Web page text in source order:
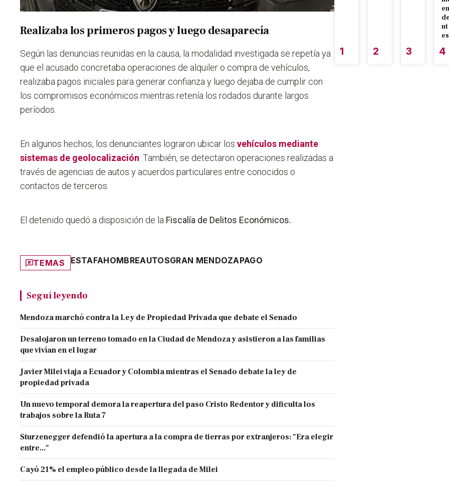
Realizaba los primeros pagos y luego desaparecía
Según las denuncias reunidas en la causa, la modalidad investigada se repetía ya
que el acusado concretaba operaciones de alquiler o compra de vehículos,
realizaba pagos iniciales para generar confianza y luego dejaba de cumplir con
los compromisos económicos mientras retenía los rodados durante largos
períodos.
En algunos hechos, los denunciantes lograron ubicar los vehículos mediante
sistemas de geolocalización. También, se detectaron operaciones realizadas a
través de agencias de autos y acuerdos particulares entre conocidos o
contactos de terceros.
El detenido quedó a disposición de la Fiscalía de Delitos Económicos.
TEMAS ESTAFAHOMBREAUTOSGRAN MENDOZAPAGO
Seguí leyendo
Mendoza marchó contra la Ley de Propiedad Privada que debate el Senado
Desalojaron un terreno tomado en la Ciudad de Mendoza y asistieron a las familias
que vivían en el lugar
Javier Milei viaja a Ecuador y Colombia mientras el Senado debate la ley de
propiedad privada
Un nuevo temporal demora la reapertura del paso Cristo Redentor y dificulta los
trabajos sobre la Ruta 7
Sturzenegger defendió la apertura a la compra de tierras por extranjeros: "Era elegir
entre..."
Cayó 21% el empleo público desde la llegada de Milei
1 2 3
en
nt
es
4